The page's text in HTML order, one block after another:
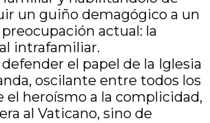
un guiño demagógico a un
actual: la
intrafamiliar.
el papel de la Iglesia
oscilante entre todos los
el heroísmo a la complicidad,
al Vaticano, sino de